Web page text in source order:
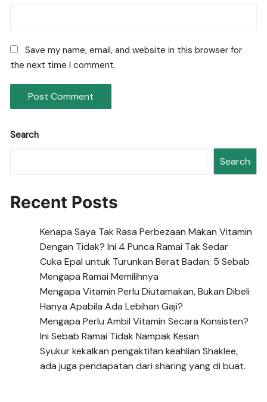
Save my name, email, and website in this browser for
the next time I comment.
Search
Search
Recent Posts
Kenapa Saya Tak Rasa Perbezaan Makan Vitamin
Dengan Tidak? Ini 4 Punca Ramai Tak Sedar
Cuka Epal untuk Turunkan Berat Badan: 5 Sebab
Mengapa Ramai Memilihnya
Mengapa Vitamin Perlu Diutamakan, Bukan Dibeli
Hanya Apabila Ada Lebihan Gaji?
Mengapa Perlu Ambil Vitamin Secara Konsisten?
Ini Sebab Ramai Tidak Nampak Kesan
Syukur kekalkan pengaktifan keahlian Shaklee,
ada juga pendapatan dari sharing yang di buat.